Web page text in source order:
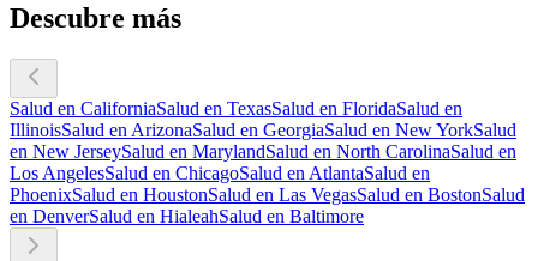
Descubre más
Salud en CaliforniaSalud en TexasSalud en FloridaSalud en
IllinoisSalud en ArizonaSalud en GeorgiaSalud en New YorkSalud
en New JerseySalud en MarylandSalud en North CarolinaSalud en
Los AngelesSalud en ChicagoSalud en AtlantaSalud en
PhoenixSalud en HoustonSalud en Las VegasSalud en BostonSalud
en DenverSalud en HialeahSalud en Baltimore